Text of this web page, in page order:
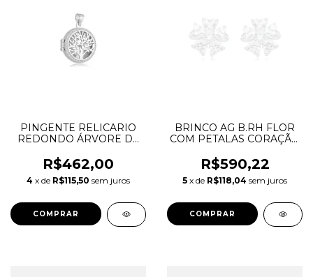
PINGENTE RELICARIO
REDONDO ÁRVORE DA
BORDAS CRAV. ZIRC.
BRANCAS DRIPIRH.32
R$462,00
4 x de R$115,50 sem juros
BRINCO AG B.RH FLOR
COM PETALAS CORAÇÃO
REDONDA 3MM
DRIBRRH.1425
R$590,22
5 x de R$118,04 sem juros